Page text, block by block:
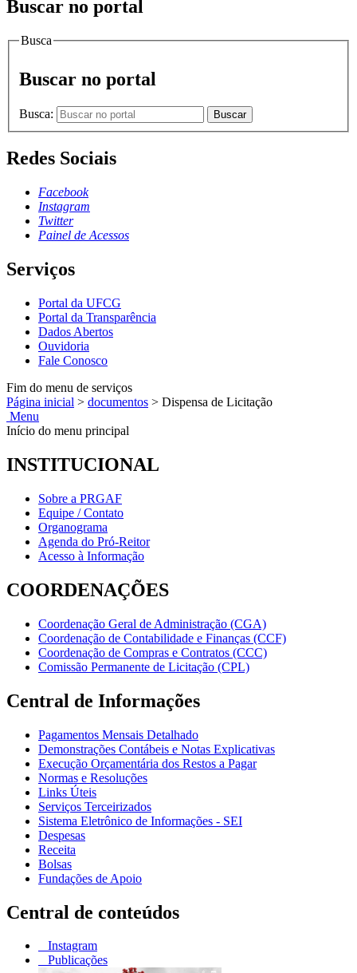
Buscar no portal
Busca
Buscar no portal
Busca: Buscar
Redes Sociais
Facebook
Instagram
Twitter
Painel de Acessos
Serviços
Portal da UFCG
Portal da Transparência
Dados Abertos
Ouvidoria
Fale Conosco
Fim do menu de serviços
Página inicial > documentos > Dispensa de Licitação
Menu
Início do menu principal
INSTITUCIONAL
Sobre a PRGAF
Equipe / Contato
Organograma
Agenda do Pró-Reitor
Acesso à Informação
COORDENAÇÕES
Coordenação Geral de Administração (CGA)
Coordenação de Contabilidade e Finanças (CCF)
Coordenação de Compras e Contratos (CCC)
Comissão Permanente de Licitação (CPL)
Central de Informações
Pagamentos Mensais Detalhado
Demonstrações Contábeis e Notas Explicativas
Execução Orçamentária dos Restos a Pagar
Normas e Resoluções
Links Úteis
Serviços Terceirizados
Sistema Eletrônico de Informações - SEI
Despesas
Receita
Bolsas
Fundações de Apoio
Central de conteúdos
Instagram
Publicações